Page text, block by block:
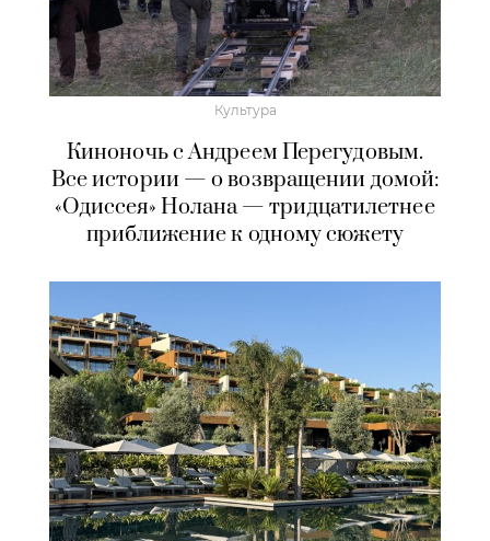
Культура
Киноночь с Андреем Перегудовым.
Все истории — о возвращении домой:
«Одиссея» Нолана — тридцатилетнее
приближение к одному сюжету